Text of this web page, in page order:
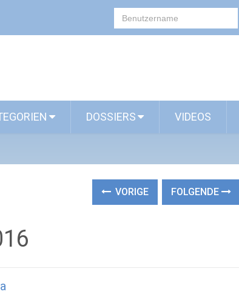
DOSSIERS VIDEOS
VORIGE FOLGENDE